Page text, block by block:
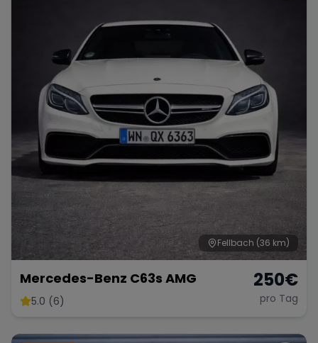
Fellbach (36 km)
Mercedes-Benz C63s AMG
5.0 (6)
250€
pro Tag